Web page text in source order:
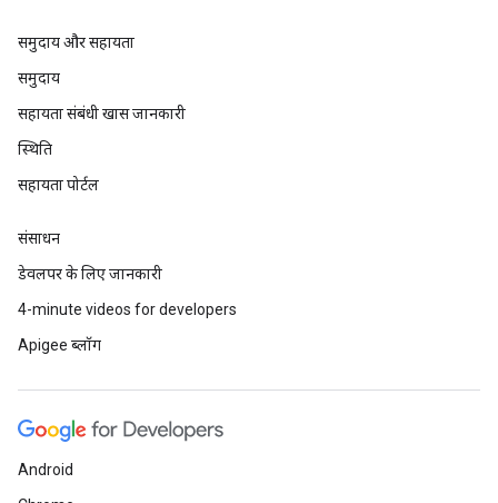
समुदाय और सहायता
समुदाय
सहायता संबंधी खास जानकारी
स्थिति
सहायता पोर्टल
संसाधन
डेवलपर के लिए जानकारी
4-minute videos for developers
Apigee ब्लॉग
Android